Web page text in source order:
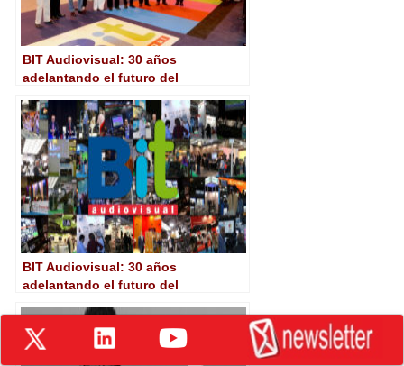
BIT Audiovisual: 30 años
adelantando el futuro del
BIT Audiovisual: 30 años
adelantando el futuro del